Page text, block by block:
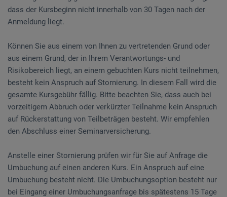
dass der Kursbeginn nicht innerhalb von 30 Tagen nach der
Anmeldung liegt.
Können Sie aus einem von Ihnen zu vertretenden Grund oder
aus einem Grund, der in Ihrem Verantwortungs- und
Risikobereich liegt, an einem gebuchten Kurs nicht teilnehmen,
besteht kein Anspruch auf Stornierung. In diesem Fall wird die
gesamte Kursgebühr fällig. Bitte beachten Sie, dass auch bei
vorzeitigem Abbruch oder verkürzter Teilnahme kein Anspruch
auf Rückerstattung von Teilbeträgen besteht. Wir empfehlen
den Abschluss einer Seminarversicherung.
Anstelle einer Stornierung prüfen wir für Sie auf Anfrage die
Umbuchung auf einen anderen Kurs. Ein Anspruch auf eine
Umbuchung besteht nicht. Die Umbuchungsoption besteht nur
bei Eingang einer Umbuchungsanfrage bis spätestens 15 Tage